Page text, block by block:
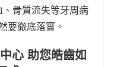
骨質流失等牙周病
要徹底落實。
心 助您皓齒如